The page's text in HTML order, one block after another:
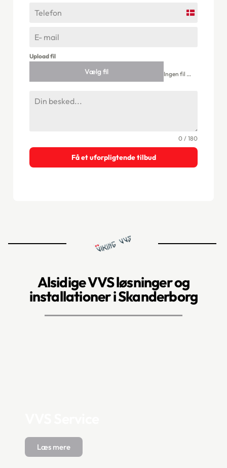
Denmark
Upload fil
Vælg fil Ingen fil valgt
0 / 180
Få et uforpligtende tilbud
Alsidige VVS løsninger og
installationer i Skanderborg
Læs mere